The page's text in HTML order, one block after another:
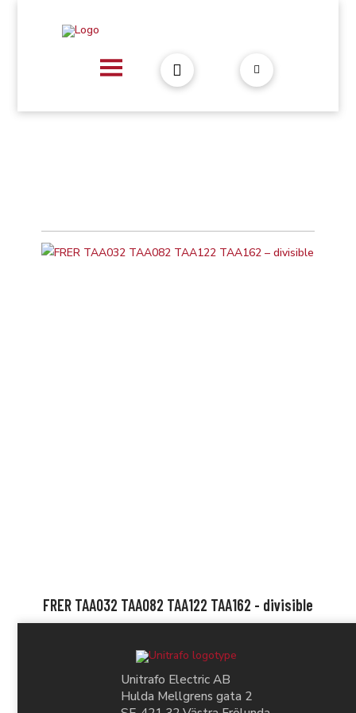
FRER TAA032 TAA082 TAA122 TAA162 - divisible
Unitrafo Electric AB
Hulda Mellgrens gata 2